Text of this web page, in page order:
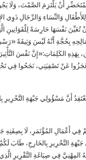
أَنْ يَلْتَزِمَ الصَّمْتَ، وَلَا
وَالنِّسَاءِ وَالرِّجَالِ ذَوِي
تُعَيِّنَ نَفْسَهَا حَارِسَةً لِلْقَوَانِينِ
بِحُجَّةِ أَنَّهُ لَيْسَ وَثِيقَةً
لَامِين دَبَّاغِين، بِهَذِهِ الكَلِمَاتِ:«إِنَّ
عَنْ تَصْفِيَتِي، نَجَحُوا فِي
بِن نَبِيّ يَعْتَقِدُ أَنَّ مَسْؤُولِي جَبْهَةِ
عَنْهُمْ فِي أَعْمَالِ المُؤْتَمَرِ، لَا
التَّحْرِيرِ بِالخَارِجِ، طَابَ
فِي صِيَاغَةِ التَّقْرِيرِ الَّذِي